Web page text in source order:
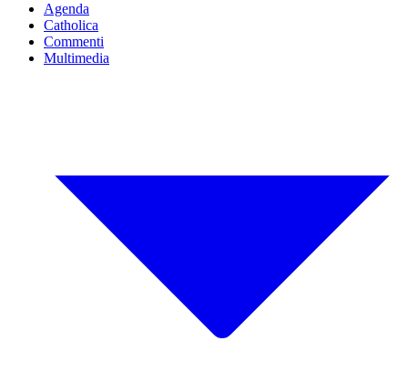
Agenda
Catholica
Commenti
Multimedia